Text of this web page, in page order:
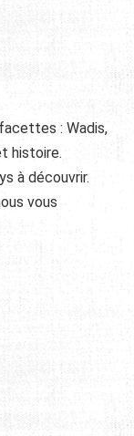
: Wadis,
histoire.
à découvrir.
vous